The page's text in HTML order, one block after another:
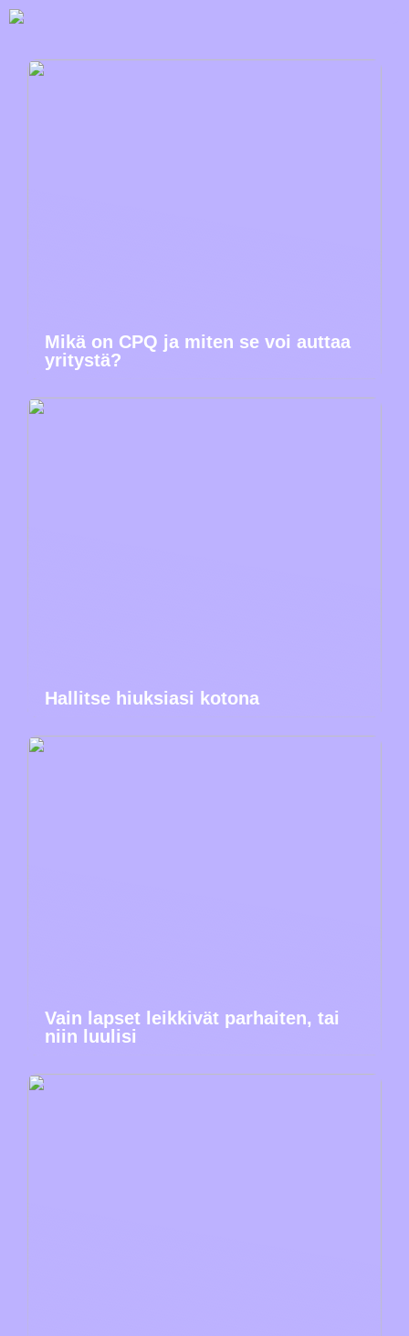
Mikä on CPQ ja miten se voi auttaa
yritystä?
Hallitse hiuksiasi kotona
Vain lapset leikkivät parhaiten, tai
niin luulisi